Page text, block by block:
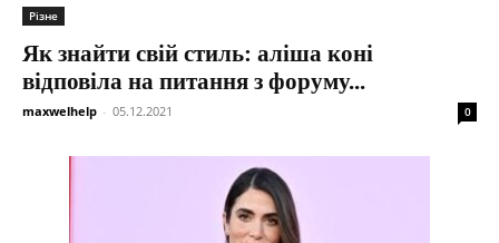
Різне
Як знайти свій стиль: аліша коні
відповіла на питання з форуму...
maxwelhelp - 05.12.2021 0